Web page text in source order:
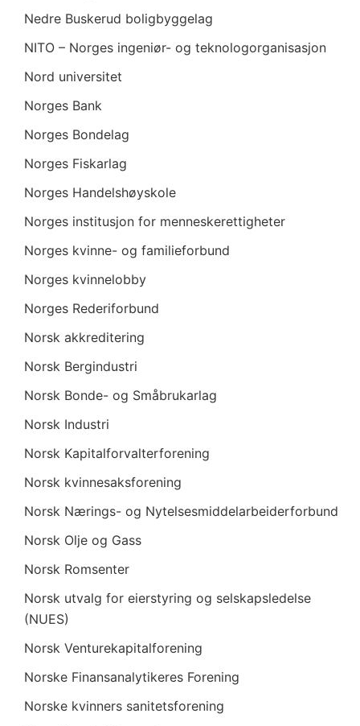
Nedre Buskerud boligbyggelag
NITO – Norges ingeniør- og teknologorganisasjon
Nord universitet
Norges Bank
Norges Bondelag
Norges Fiskarlag
Norges Handelshøyskole
Norges institusjon for menneskerettigheter
Norges kvinne- og familieforbund
Norges kvinnelobby
Norges Rederiforbund
Norsk akkreditering
Norsk Bergindustri
Norsk Bonde- og Småbrukarlag
Norsk Industri
Norsk Kapitalforvalterforening
Norsk kvinnesaksforening
Norsk Nærings- og Nytelsesmiddelarbeiderforbund
Norsk Olje og Gass
Norsk Romsenter
Norsk utvalg for eierstyring og selskapsledelse
(NUES)
Norsk Venturekapitalforening
Norske Finansanalytikeres Forening
Norske kvinners sanitetsforening